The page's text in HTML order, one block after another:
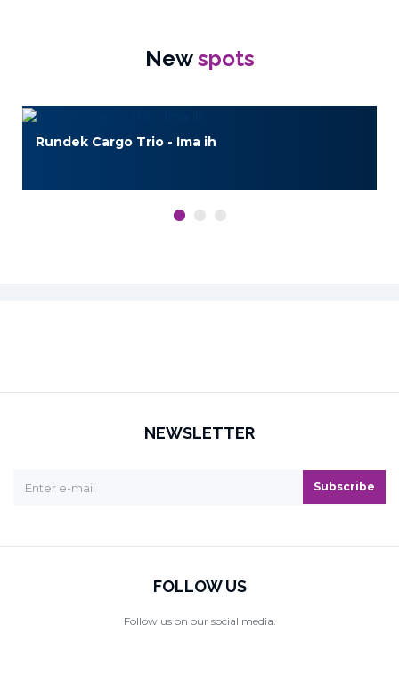
Newspots
Rundek Cargo Trio - Ima ih
NEWSLETTER
Subscribe
FOLLOW US
Follow us on our social media.